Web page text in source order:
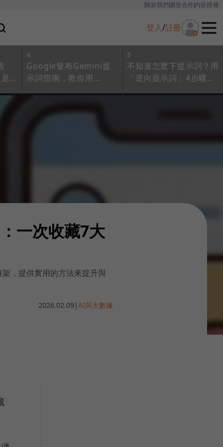
關於我們廣告合作內容授權
登入/註冊
4
Google發布Gemini提
示詞指南，教你用
5
不知道怎麼下提示詞？用
「逆向提示詞」4步驟拆
一次收藏7大
，提供實用的方法來提升與
2026.02.09 |AI與大數據